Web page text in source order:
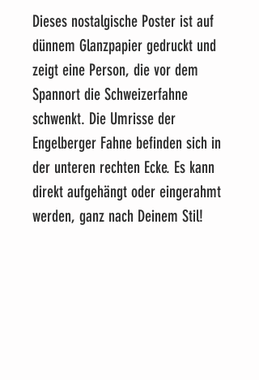
Dieses nostalgische Poster ist auf
dünnem Glanzpapier gedruckt und
zeigt eine Person, die vor dem
Spannort die Schweizerfahne
schwenkt. Die Umrisse der
Engelberger Fahne befinden sich in
der unteren rechten Ecke. Es kann
direkt aufgehängt oder eingerahmt
werden, ganz nach Deinem Stil!